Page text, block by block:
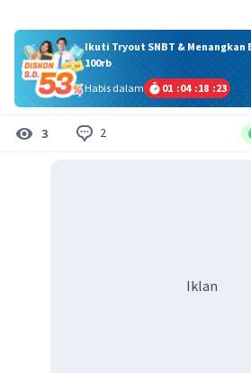
Ikuti Tryout SNBT & Menangkan
100rb
Habis dalam
01 :04 :18 :23
3 2
Iklan